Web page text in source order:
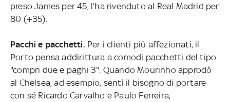
preso James per 45, l’ha rivenduto al Real Madrid per
80 (+35).
Pacchi e pacchetti. Per i clienti più affezionati, il
Porto pensa addirittura a comodi pacchetti del tipo
"compri due e paghi 3". Quando Mourinho approdò
al Chelsea, ad esempio, sentì il bisogno di portare
con sé Ricardo Carvalho e Paulo Ferreira,